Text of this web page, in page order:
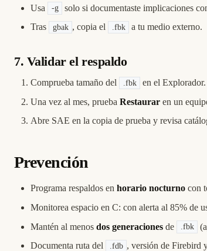
Usa
-g
solo si documentaste implicaciones
Tras
gbak , copia el .fbk a tu medio externo.
7. Validar el respaldo
Comprueba tamaño del .fbk
en el Explorador.
Una vez al mes, prueba Restaurar en un
Abre SAE en la copia de prueba y revisa
Prevención
Programa respaldos en horario nocturno con
Monitorea espacio en C: con alerta al 85% de
Mantén al menos dos generaciones de .fbk
Documenta ruta del
.fdb , versión de Firebird